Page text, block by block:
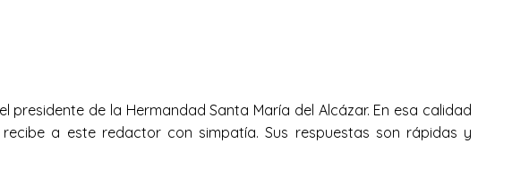
presidente de la Hermandad Santa María del Alcázar. En esa calidad
a este redactor con simpatía. Sus respuestas son rápidas y